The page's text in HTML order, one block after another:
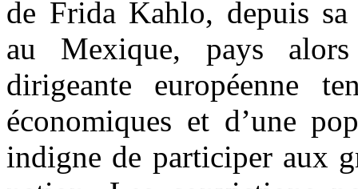
de Frida Kahlo, depuis sa
au Mexique, pays alors
dirigeante européenne
économiques et d’une
indigne de participer aux